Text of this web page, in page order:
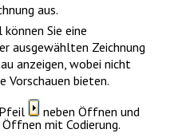
aus.
Sie eine
ausgewählten Zeichnung
anzeigen, wobei nicht
bieten.
nebenÖffnen und
Öffnen mit Codierung.